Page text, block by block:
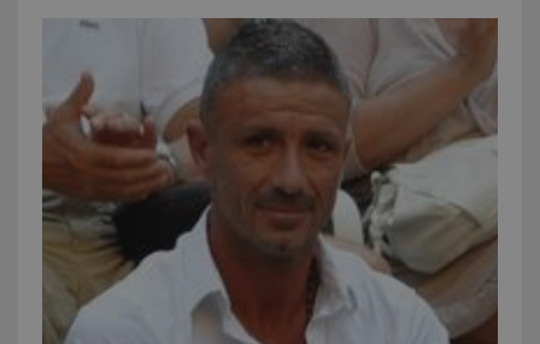
cookie strettamente necessari.
Provider Dominio
Scadenza
PHPSESSID
PHP.net
www.latuacasainsardegna.com